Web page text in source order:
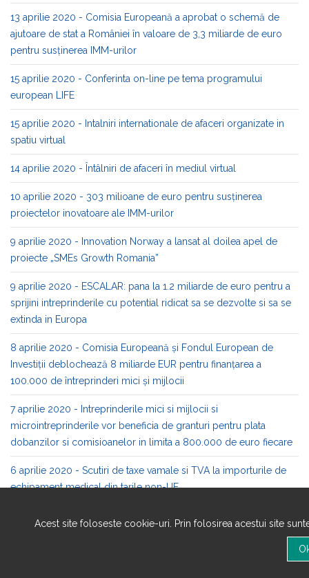
13 aprilie 2020 - Comisia Europeană a aprobat o schemă de
ajutoare de stat a României în valoare de 3,3 miliarde de euro
pentru susținerea IMM-urilor
15 aprilie 2020 - Conferinta on-line pe tema programului
european LIFE
15 aprilie 2020 - Intalniri internationale de afaceri organizate in
spatiu virtual
14 aprilie 2020 - Întâlniri de afaceri în mediul virtual
10 aprilie 2020 - 303 milioane de euro pentru susținerea
proiectelor inovatoare ale IMM-urilor
9 aprilie 2020 - Innovation Norway a lansat al doilea apel de
proiecte „SMEs Growth Romania”
9 aprilie 2020 - ESCALAR: pana la 1.2 miliarde de euro pentru a
sprijini intreprinderile cu potential ridicat sa se dezvolte si sa se
extinda in Europa
8 aprilie 2020 - Comisia Europeană și Fondul European de
Investiții deblochează 8 miliarde EUR pentru finanțarea a
100.000 de întreprinderi mici și mijlocii
7 aprilie 2020 - Intreprinderile mici si mijlocii si
microintreprinderile vor beneficia de granturi pentru plata
dobanzilor si comisioanelor in limita a 800.000 de euro fiecare
6 aprilie 2020 - Scutiri de taxe vamale si TVA la importurile de
echipament medical din tarile non-UE
Acest site foloseste cookie-uri. Prin folosirea acestui site